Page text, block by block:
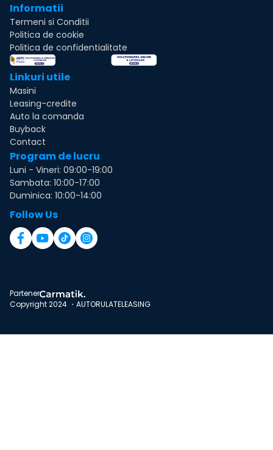
Informatii
Termeni si Conditii
Politica de cookie
Politica de confidentialitate
Linkuri utile
Masini
Leasing-credite
Auto la comanda
Buyback
Contact
Program de lucru
Luni - Vineri: 09:00-19:00
Sambata: 10:00-17:00
Duminica: 10:00-14:00
Follow Us
Partener
Copyright 2024 ・AUTORULATELEASING